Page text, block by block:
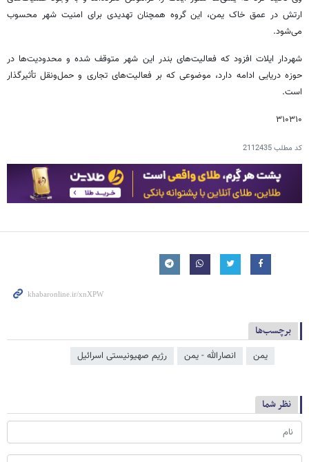
ارتش در عمق خاک یمن، این گروه همچنان تهدیدی برای امنیت شهر محسوب
می‌شود.
شهردار ایلات افزود که فعالیت‌های بندر این شهر متوقف شده و محدودیت‌ها در
حوزه دریایی ادامه دارد، موضوعی که بر فعالیت‌های تجاری و حمل‌ونقل تأثیرگذار
است.
۳۱۰۳۱۰
کد مطلب2112435
برچسب‌ها
یمن انصارالله - یمن رژیم صهیونیستی اسرائیل
نظر شما